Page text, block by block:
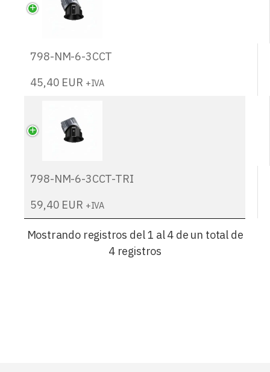
798-NM-6-3CCT
45,40 EUR +IVA
798-NM-6-3CCT-TRI
59,40 EUR +IVA
Mostrando registros del 1 al 4 de un total de
4 registros